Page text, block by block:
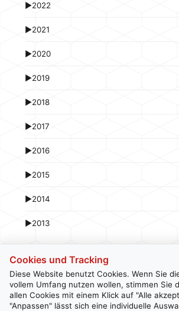
►2022
►2021
►2020
►2019
►2018
►2017
►2016
►2015
►2014
►2013
KontaktNewsletterImpressum
Cookies und Tracking
Diese Website benutzt Cookies. Wenn Sie
vollem Umfang nutzen wollen, stimmen Sie
allen Cookies mit einem Klick auf "Alle
"Anpassen" lässt sich eine individuelle